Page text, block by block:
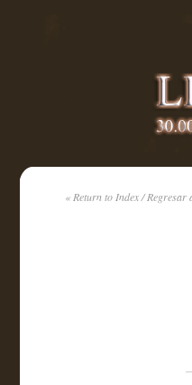
« Return to Index / Regresar